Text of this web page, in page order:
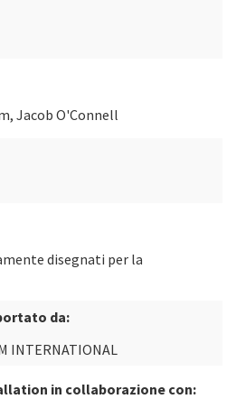
Jacob O'Connell
disegnati per la
da:
INTERNATIONAL
in collaborazione con: